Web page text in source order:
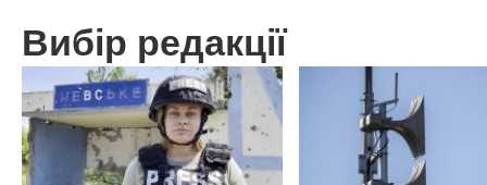
Вибір редакції